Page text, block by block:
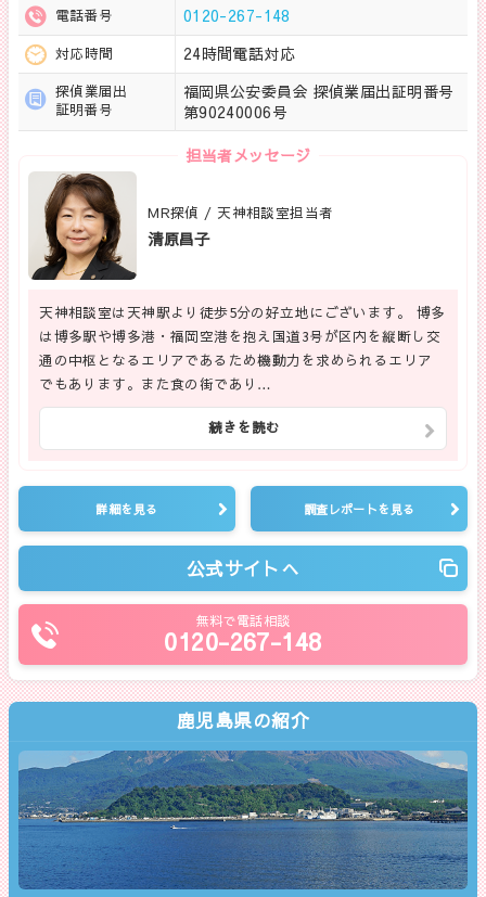
電話番号 0120-267-148
対応時間 24時間電話対応
探偵業届出
証明番号
福岡県公安委員会 探偵業届出証明番号
第90240006号
担当者メッセージ
MR探偵 / 天神相談室担当者
清原昌子
天神相談室は天神駅より徒歩5分の好立地にございます。 博多
は博多駅や博多港・福岡空港を抱え国道3号が区内を縦断し交
通の中枢となるエリアであるため機動力を求められるエリア
でもあります。また食の街であり…
続きを読む
詳細を見る 調査レポートを見る
公式サイトへ
無料で電話相談
0120-267-148
鹿児島県の紹介